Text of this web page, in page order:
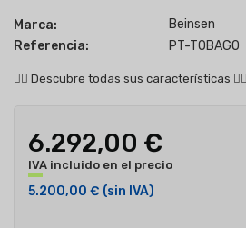
Marca:
Beinsen
Referencia:
PT-TOBAGO
👇🏻 Descubre todas sus características 👇🏻
6.292,00 €
5.200,00 € (sin IVA)
IVA incluido en el precio